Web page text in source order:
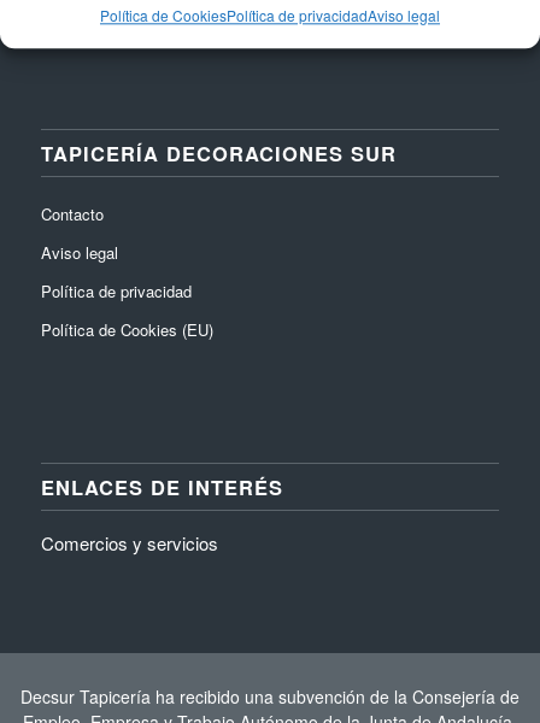
Política de CookiesPolítica de privacidadAviso legal
TAPICERÍA DECORACIONES SUR
Contacto
Aviso legal
Política de privacidad
Política de Cookies (EU)
ENLACES DE INTERÉS
Comercios y servicios
Decsur Tapicería ha recibido una subvención de la Consejería de